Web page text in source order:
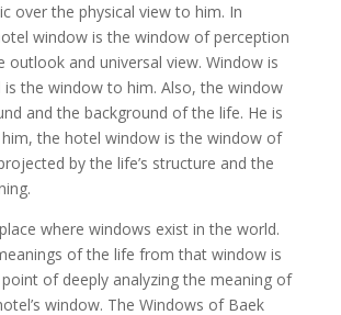
over the physical view to him. In
window is the window of perception
outlook and universal view. Window is
the window to him. Also, the window
and the background of the life. He is
the hotel window is the window of
by the life’s structure and the
where windows exist in the world.
of the life from that window is
of deeply analyzing the meaning of
window. The Windows of Baek